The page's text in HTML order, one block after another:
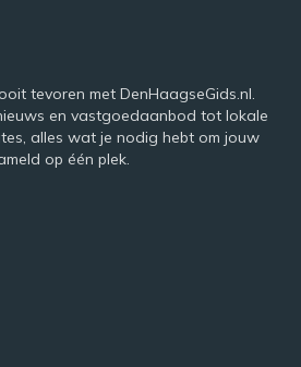
tevoren met DenHaagseGids.nl.
en vastgoedaanbod tot lokale
alles wat je nodig hebt om jouw
op één plek.